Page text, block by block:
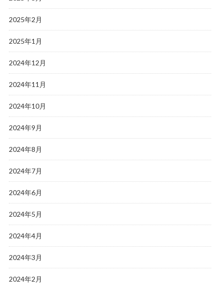
2025年2月
2025年1月
2024年12月
2024年11月
2024年10月
2024年9月
2024年8月
2024年7月
2024年6月
2024年5月
2024年4月
2024年3月
2024年2月